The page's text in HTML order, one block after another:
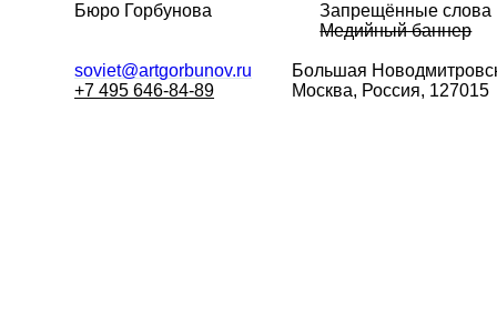
Бюро Горбунова
Запрещённые слова
Медийный баннер
soviet@artgorbunov.ru
+7 495 646-84-89
Большая
Москва, Россия, 127015